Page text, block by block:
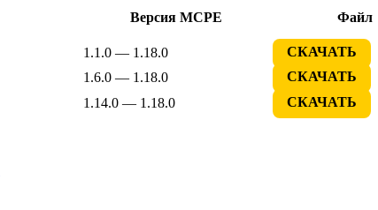
Версия MCPE Файл
1.1.0 — 1.18.0
СКАЧАТЬ
1.6.0 — 1.18.0
СКАЧАТЬ
1.14.0 — 1.18.0 СКАЧАТЬ